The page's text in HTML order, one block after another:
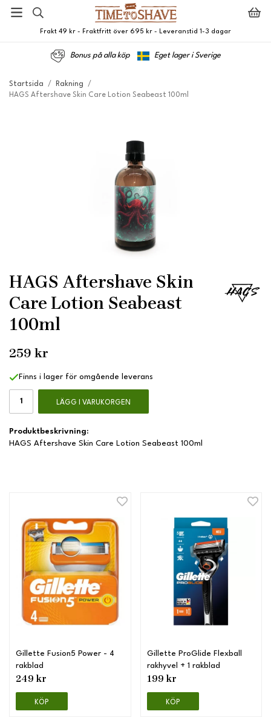
Frakt 49 kr - Fraktfritt över 695 kr - Leveranstid 1-3 dagar
Bonus på alla köp Eget lager i Sverige
Startsida / Rakning
/
HAGS Aftershave Skin Care Lotion Seabeast 100ml
HAGS Aftershave Skin
Care Lotion Seabeast
100ml
259 kr
Finns i lager för omgående leverans
LÄGG I VARUKORGEN
Produktbeskrivning:
HAGS Aftershave Skin Care Lotion Seabeast 100ml
Gillette Fusion5 Power - 4
rakblad
249 kr
KÖP
Gillette ProGlide Flexball
rakhyvel + 1 rakblad
199 kr
KÖP